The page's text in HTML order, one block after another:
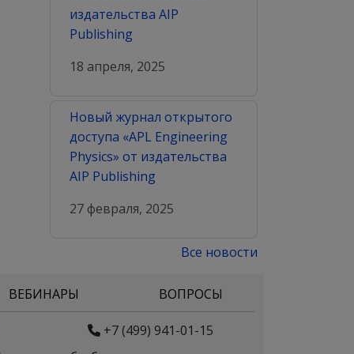
издательства AIP
Publishing
18 апреля, 2025
Новый журнал открытого
доступа «APL Engineering
Physics» от издательства
AIP Publishing
27 февраля, 2025
Все новости
ВЕБИНАРЫ ВОПРОСЫ
+7 (499) 941-01-15